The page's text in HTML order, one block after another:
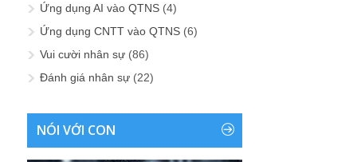
Ứng dụng AI vào QTNS (4)
Ứng dụng CNTT vào QTNS (6)
Vui cười nhân sự (86)
Đánh giá nhân sự (22)
NÓI VỚI CON